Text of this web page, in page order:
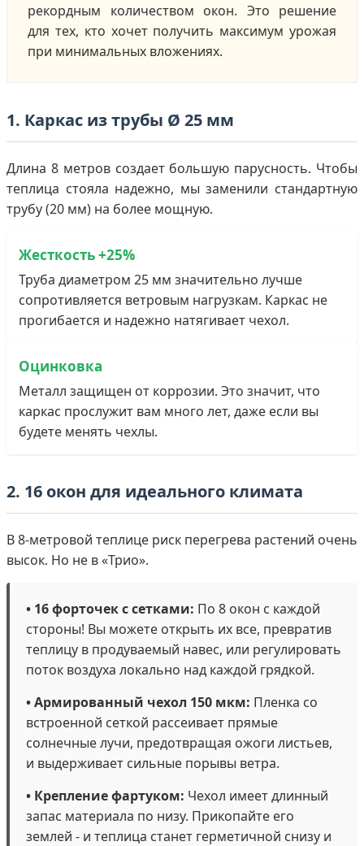
рекордным количеством окон. Это решение
для тех, кто хочет получить максимум урожая
при минимальных вложениях.
1. Каркас из трубы Ø 25 мм
Длина 8 метров создает большую парусность. Чтобы
теплица стояла надежно, мы заменили стандартную
трубу (20 мм) на более мощную.
Жесткость +25%
Труба диаметром 25 мм значительно лучше
сопротивляется ветровым нагрузкам. Каркас не
прогибается и надежно натягивает чехол.
Оцинковка
Металл защищен от коррозии. Это значит, что
каркас прослужит вам много лет, даже если вы
будете менять чехлы.
2. 16 окон для идеального климата
В 8-метровой теплице риск перегрева растений очень
высок. Но не в «Трио».
• 16 форточек с сетками: По 8 окон с каждой
стороны! Вы можете открыть их все, превратив
теплицу в продуваемый навес, или регулировать
поток воздуха локально над каждой грядкой.
• Армированный чехол 150 мкм: Пленка со
встроенной сеткой рассеивает прямые
солнечные лучи, предотвращая ожоги листьев,
и выдерживает сильные порывы ветра.
• Крепление фартуком: Чехол имеет длинный
запас материала по низу. Прикопайте его
землей - и теплица станет герметичной снизу и